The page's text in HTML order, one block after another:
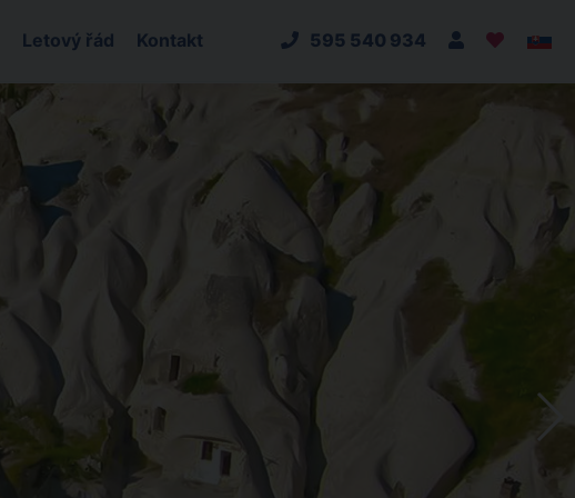
Letový řád Kontakt 595 540 934